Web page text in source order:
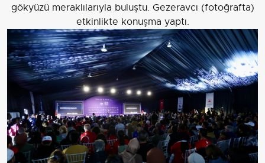
gökyüzü meraklılarıyla buluştu. Gezeravcı (fotoğrafta)
etkinlikte konuşma yaptı.